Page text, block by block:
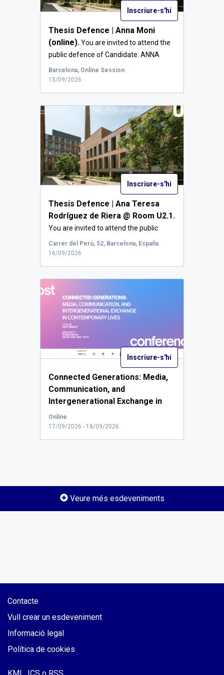
Inscriure-s'hi
Thesis Defence | Anna Moni
(online).You are invited to attend the
public defence of Candidate: ANNA
MO...
Barcelona, Online Session
15/09/2026
Inscriure-s'hi
Thesis Defence | Ana Teresa
Rodríguez de Riera @ Room U2.1.
You are invited to attend the public
defenc...
Carrer del Perú, 52, Barcelona, España
16/09/2026
Inscriure-s'hi
Connected Generations: Media,
Communication, and
Intergenerational Exchange in
Contemporary Lives (17-
18/Sept/2026)....
Online
17/09/2026 - 18/09/2026
Veure més esdeveniments
Contacte
Vull crear un esdeveniment
Informació legal
Política de cookies